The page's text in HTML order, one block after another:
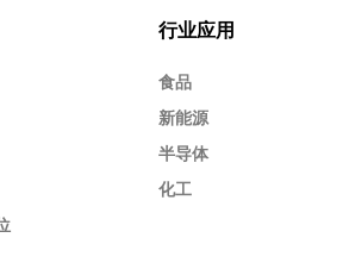
行业应用
食品
新能源
半导体
化工